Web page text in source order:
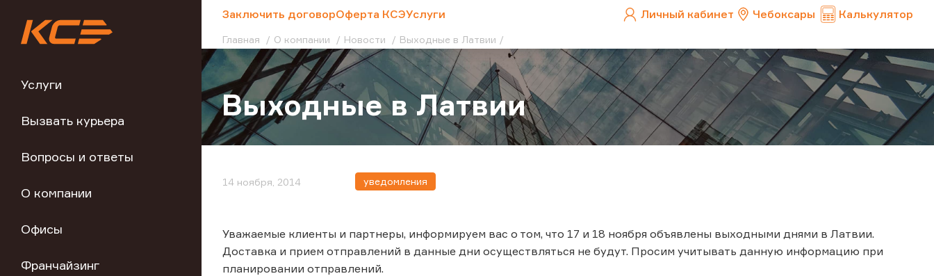
Услуги
Вызвать курьера
Вопросы и ответы
О компании
Офисы
Франчайзинг
Заключить договорОферта КСЭУслуги Личный кабинет Чебоксары Калькулятор
Главная О компании Новости Выходные в Латвии
Выходные в Латвии
14 ноября, 2014 уведомления
Уважаемые клиенты и партнеры, информируем вас о том, что 17 и 18 ноября объявлены выходными днями в Латвии.
Доставка и прием отправлений в данные дни осуществляться не будут. Просим учитывать данную информацию при
планировании отправлений.